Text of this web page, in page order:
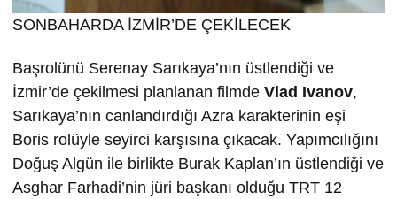
SONBAHARDA İZMİR’DE ÇEKİLECEK
Başrolünü Serenay Sarıkaya’nın üstlendiği ve
İzmir’de çekilmesi planlanan filmde Vlad Ivanov,
Sarıkaya’nın canlandırdığı Azra karakterinin eşi
Boris rolüyle seyirci karşısına çıkacak. Yapımcılığını
Doğuş Algün ile birlikte Burak Kaplan’ın üstlendiği ve
Asghar Farhadi’nin jüri başkanı olduğu TRT 12